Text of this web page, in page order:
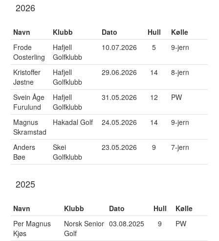
2026
Navn Klubb Dato Hull
Kølle
Frode
Oosterling
Hafjell
Golfklubb
10.07.2026 5 9-jern
Kristoffer
Jøstne
Hafjell
Golfklubb
29.06.2026 14 8-jern
Svein Åge
Furulund
Hafjell
Golfklubb
31.05.2026 12 PW
Magnus
Skramstad
Hakadal Golf 24.05.2026 14 9-jern
Anders
Bøe
Skei
Golfklubb
23.05.2026 9 7-jern
2025
Navn Klubb Dato Hull
Kølle
Per Magnus
Kjøs
Norsk Senior
Golf
03.08.2025 9 PW